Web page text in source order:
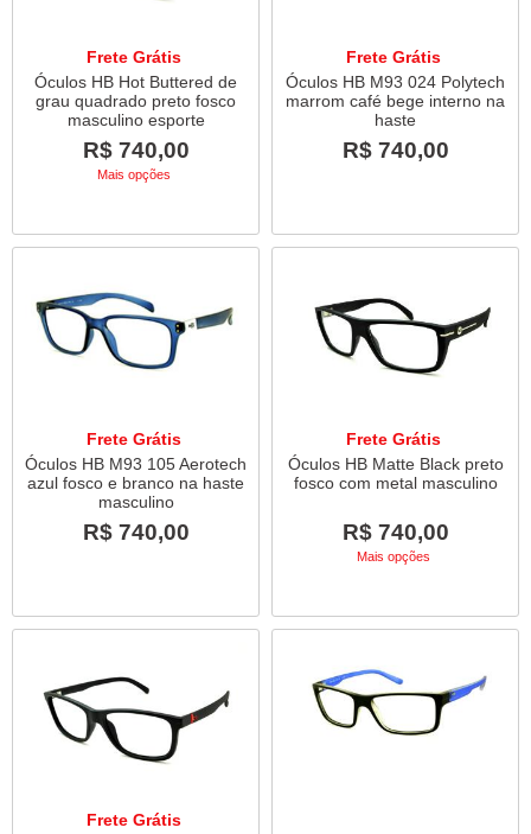
Frete Grátis
Óculos HB Hot Buttered de
grau quadrado preto fosco
masculino esporte
R$ 740,00
Mais opções
Frete Grátis
Óculos HB M93 024 Polytech
marrom café bege interno na
haste
R$ 740,00
Frete Grátis
Óculos HB M93 105 Aerotech
azul fosco e branco na haste
masculino
R$ 740,00
Frete Grátis
Óculos HB Matte Black preto
fosco com metal masculino
R$ 740,00
Mais opções
Frete Grátis